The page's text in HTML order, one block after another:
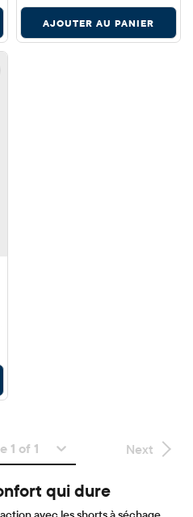
AJOUTER AU PANIER
1 of 1 Next
qui dure